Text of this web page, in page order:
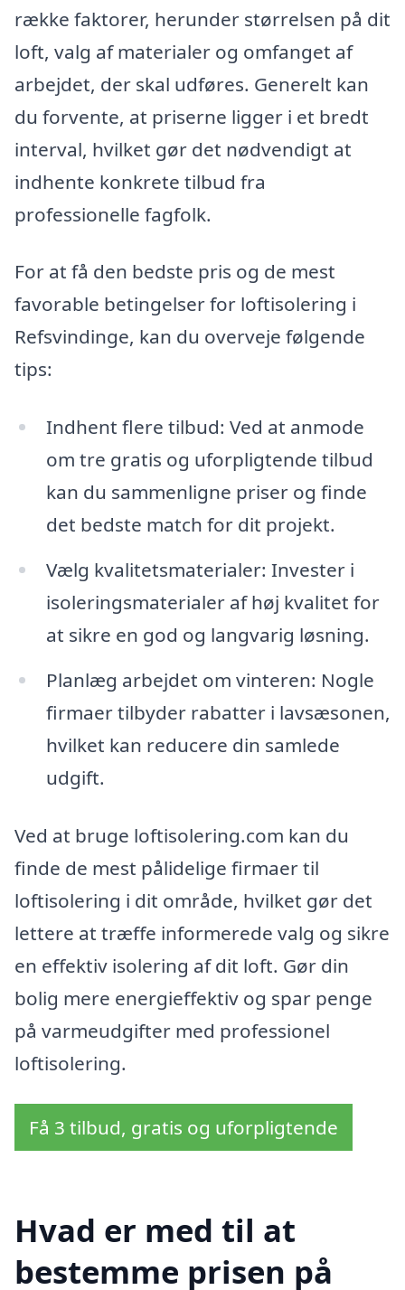
række faktorer, herunder størrelsen på dit
loft, valg af materialer og omfanget af
arbejdet, der skal udføres. Generelt kan
du forvente, at priserne ligger i et bredt
interval, hvilket gør det nødvendigt at
indhente konkrete tilbud fra
professionelle fagfolk.
For at få den bedste pris og de mest
favorable betingelser for loftisolering i
Refsvindinge, kan du overveje følgende
tips:
Indhent flere tilbud: Ved at anmode
om tre gratis og uforpligtende tilbud
kan du sammenligne priser og finde
det bedste match for dit projekt.
Vælg kvalitetsmaterialer: Invester i
isoleringsmaterialer af høj kvalitet for
at sikre en god og langvarig løsning.
Planlæg arbejdet om vinteren: Nogle
firmaer tilbyder rabatter i lavsæsonen,
hvilket kan reducere din samlede
udgift.
Ved at bruge loftisolering.com kan du
finde de mest pålidelige firmaer til
loftisolering i dit område, hvilket gør det
lettere at træffe informerede valg og sikre
en effektiv isolering af dit loft. Gør din
bolig mere energieffektiv og spar penge
på varmeudgifter med professionel
loftisolering.
Få 3 tilbud, gratis og uforpligtende
Hvad er med til at
bestemme prisen på